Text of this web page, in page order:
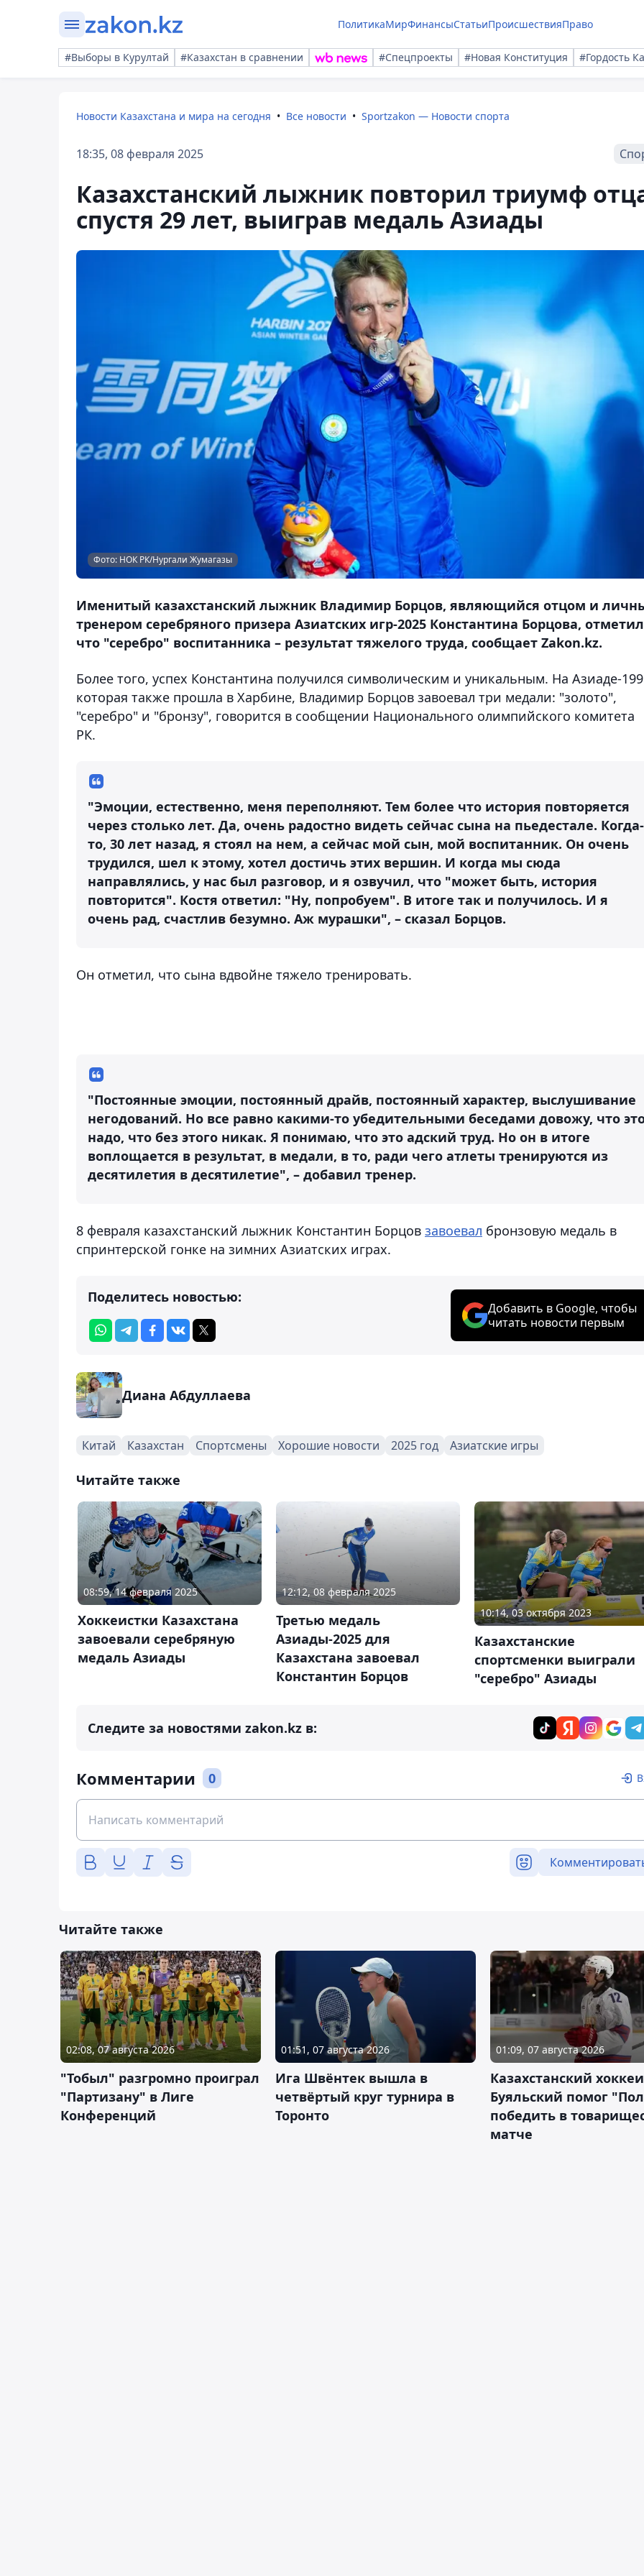
ПолитикаМирФинансыСтатьиПроисшествияПраво
#Выборы в Курултай #Казахстан в сравнении #Спецпроекты #Новая Конституция #Гордость
Новости Казахстана и мира на сегодня Все новости Sportzakon — Новости спорта
18:35, 08 февраля 2025
Казахстанский лыжник повторил триумф
спустя 29 лет, выиграв медаль Азиады
Фото: НОК РК/Нургали Жумагазы
Именитый казахстанский лыжник Владимир Борцов, являющийся отцом и
тренером серебряного призера Азиатских игр-2025 Константина Борцова,
что "серебро" воспитанника – результат тяжелого труда, сообщает Zakon.kz.
Более того, успех Константина получился символическим и уникальным. На Азиаде-
которая также прошла в Харбине, Владимир Борцов завоевал три медали: "золото",
"серебро" и "бронзу", говорится в сообщении Национального олимпийского комитета
РК.
"Эмоции, естественно, меня переполняют. Тем более что история повторяется
через столько лет. Да, очень радостно видеть сейчас сына на пьедестале. Когда-
то, 30 лет назад, я стоял на нем, а сейчас мой сын, мой воспитанник. Он очень
трудился, шел к этому, хотел достичь этих вершин. И когда мы сюда
направлялись, у нас был разговор, и я озвучил, что "может быть, история
повторится". Костя ответил: "Ну, попробуем". В итоге так и получилось. И я
очень рад, счастлив безумно. Аж мурашки", – сказал Борцов.
Он отметил, что сына вдвойне тяжело тренировать.
"Постоянные эмоции, постоянный драйв, постоянный характер, выслушивание
негодований. Но все равно какими-то убедительными беседами довожу, что
надо, что без этого никак. Я понимаю, что это адский труд. Но он в итоге
воплощается в результат, в медали, в то, ради чего атлеты тренируются из
десятилетия в десятилетие", – добавил тренер.
8 февраля казахстанский лыжник Константин Борцов завоевал бронзовую медаль в
спринтерской гонке на зимних Азиатских играх.
Поделитесь новостью:
Добавить в Google, чтобы
читать новости первым
Диана Абдуллаева
Китай Казахстан Спортсмены Хорошие новости 2025 год Азиатские игры
Читайте также
08:59, 14 февраля 2025
Хоккеистки Казахстана
завоевали серебряную
медаль Азиады
12:12, 08 февраля 2025
Третью медаль
Азиады-2025 для
Казахстана завоевал
Константин Борцов
10:14, 03 октября 2023
Казахстанские
спортсменки выиграли
"серебро" Азиады
Следите за новостями zakon.kz в:
Комментарии 0
Читайте также
02:08, 07 августа 2026
"Тобыл" разгромно проиграл
"Партизану" в Лиге
Конференций
01:51, 07 августа 2026
Ига Швёнтек вышла в
четвёртый круг турнира в
Торонто
01:09, 07 августа 2026
Казахстанский
Буяльский помог
победить в
матче